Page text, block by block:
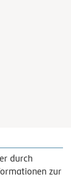
durch
zur